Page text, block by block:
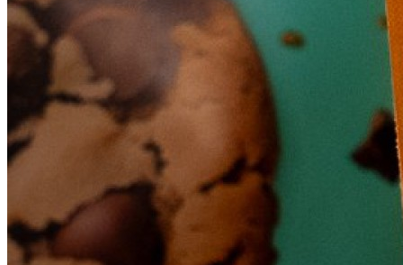
Cena